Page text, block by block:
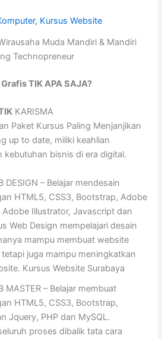
Muda Mandiri & Mandiri
Technopreneur
TIK APA SAJA?
KARISMA
Paket Kursus Paling Menjanjikan
up to date, miliki keahlian
kebutuhan bisnis di era digital.
DESIGN – Belajar mendesain
HTML5, CSS3, Bootstrap, Adobe
Illustrator, Javascript dan
Web Design mempelajari desain
mampu membuat website
juga mampu meningkatkan
Kursus Website Surabaya
MASTER – Belajar membuat
HTML5, CSS3, Bootstrap,
Jquery, PHP dan MySQL.
proses dibalik tata cara